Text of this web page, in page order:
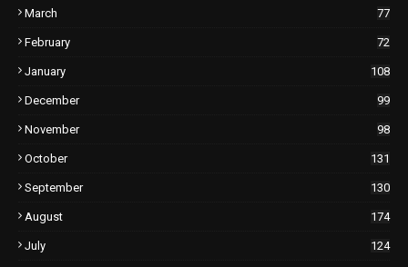
March 77
February 72
January 108
December 99
November 98
October 131
September 130
August 174
July 124